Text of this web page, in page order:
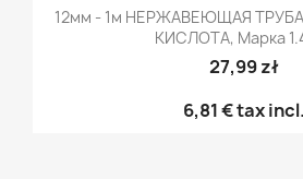
12мм - 1м НЕРЖАВЕЮЩАЯ
КИСЛОТА, Марка
27,99 zł
6,81 €tax incl.